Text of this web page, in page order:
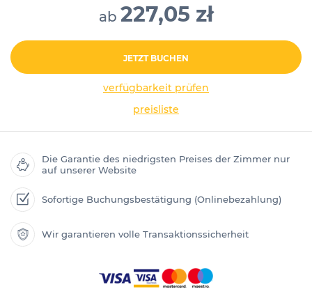
ab 227,05 zł
JETZT BUCHEN
verfügbarkeit prüfen
preisliste
Die Garantie des niedrigsten Preises der Zimmer nur
auf unserer Website
Sofortige Buchungsbestätigung (Onlinebezahlung)
Wir garantieren volle Transaktionssicherheit